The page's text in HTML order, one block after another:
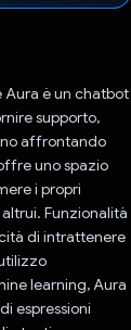
Aura è un chatbot
supporto,
affrontando
uno spazio
i propri
Funzionalità
di intrattenere
learning, Aura
espressioni